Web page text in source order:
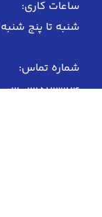
ساعات کاری:
شنبه تا پنج شنبه 9 صبح لغایت 19
شماره تماس:
021-22573274